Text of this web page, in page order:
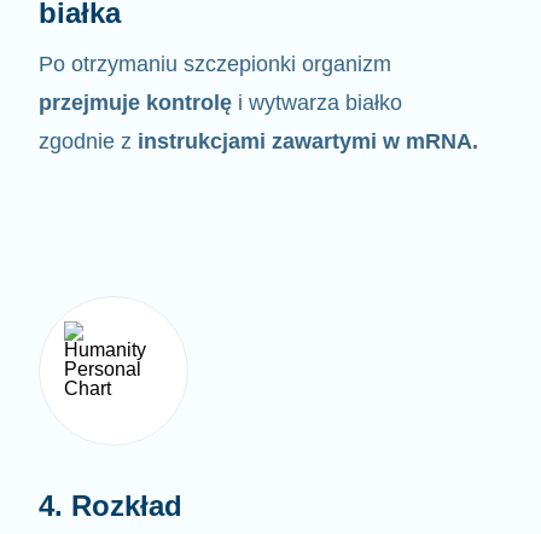
Po otrzymaniu szczepionki organizm
przejmuje kontrolęi wytwarza białko
zgodnie zinstrukcjami zawartymi wmRNA.
Po wykonaniu swojego zadania mRNA nie